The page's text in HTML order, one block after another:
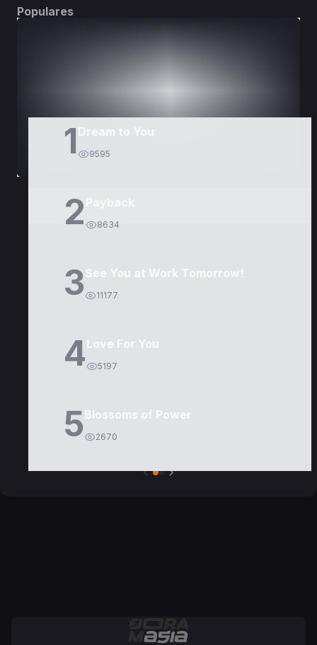
Populares
1 Dream to You
9595
2 8634
3See You at Work Tomorrow!
11177
4Love For You
5197
5Blossoms of Power
2670